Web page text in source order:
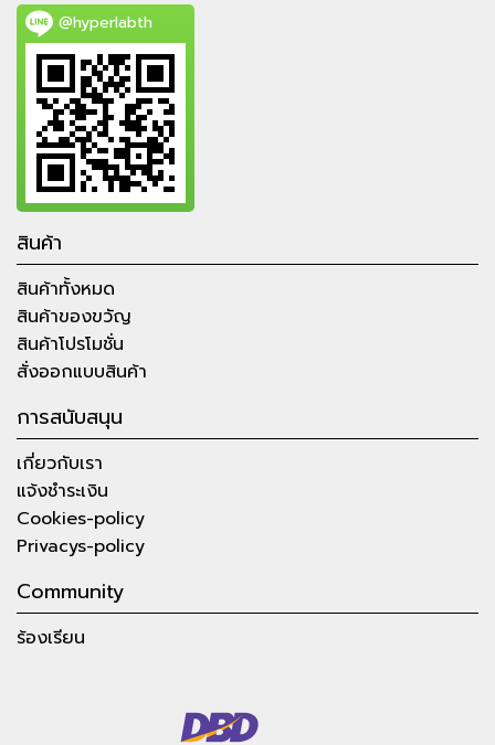
@hyperlabth
สินค้า
สินค้าทั้งหมด
สินค้าของขวัญ
สินค้าโปรโมชั่น
สั่งออกแบบสินค้า
การสนับสนุน
เกี่ยวกับเรา
แจ้งชำระเงิน
Cookies-policy
Privacys-policy
Community
ร้องเรียน